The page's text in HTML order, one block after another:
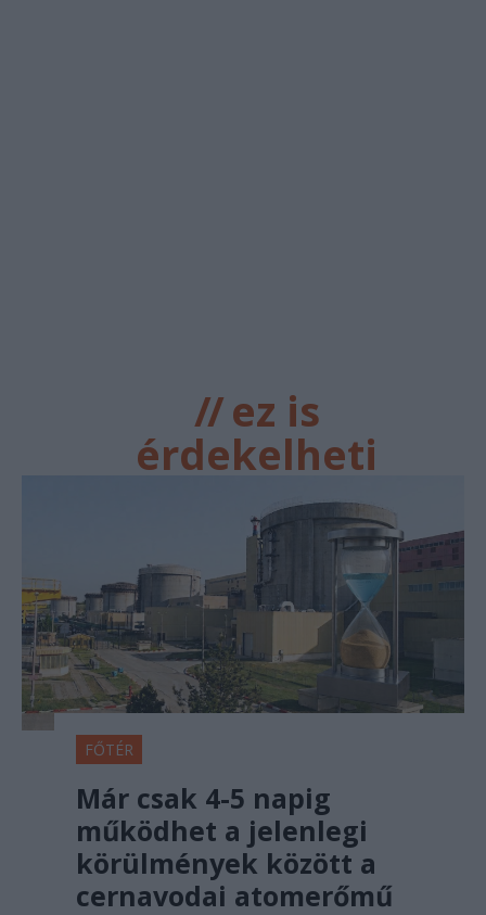
//ez is
érdekelheti
FŐTÉR
Már csak 4-5 napig
működhet a jelenlegi
körülmények között a
cernavodai atomerőmű